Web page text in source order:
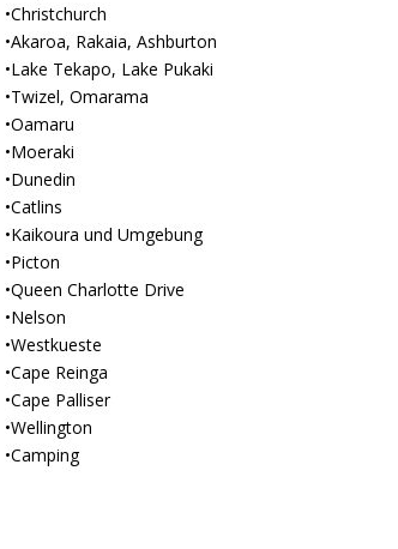
•Christchurch
•Akaroa, Rakaia, Ashburton
•Lake Tekapo, Lake Pukaki
•Twizel, Omarama
•Oamaru
•Moeraki
•Dunedin
•Catlins
•Kaikoura und Umgebung
•Picton
•Queen Charlotte Drive
•Nelson
•Westkueste
•Cape Reinga
•Cape Palliser
•Wellington
•Camping